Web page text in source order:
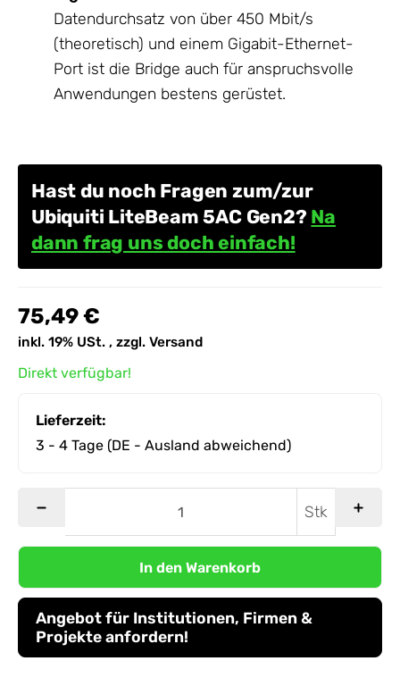
Datendurchsatz von über 450 Mbit/s
(theoretisch) und einem Gigabit-Ethernet-
Port ist die Bridge auch für anspruchsvolle
Anwendungen bestens gerüstet.
Hast du noch Fragen zum/zur
Ubiquiti LiteBeam 5AC Gen2? Na
dann frag uns doch einfach!
75,49 €
inkl. 19% USt. , zzgl. Versand
Direkt verfügbar!
Lieferzeit:
3 - 4 Tage (DE - Ausland abweichend)
Stk
In den Warenkorb
Angebot für Institutionen, Firmen &
Projekte anfordern!